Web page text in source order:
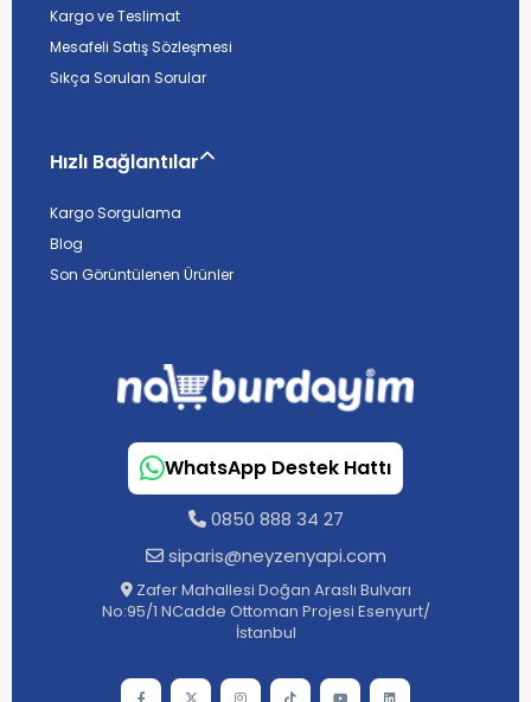
Kargo ve Teslimat
Mesafeli Satış Sözleşmesi
Sıkça Sorulan Sorular
Hızlı Bağlantılar
Kargo Sorgulama
Blog
Son Görüntülenen Ürünler
WhatsApp Destek Hattı
0850 888 34 27
siparis@neyzenyapi.com
Zafer Mahallesi Doğan Araslı Bulvarı
No:95/1 NCadde Ottoman Projesi Esenyurt/
İstanbul